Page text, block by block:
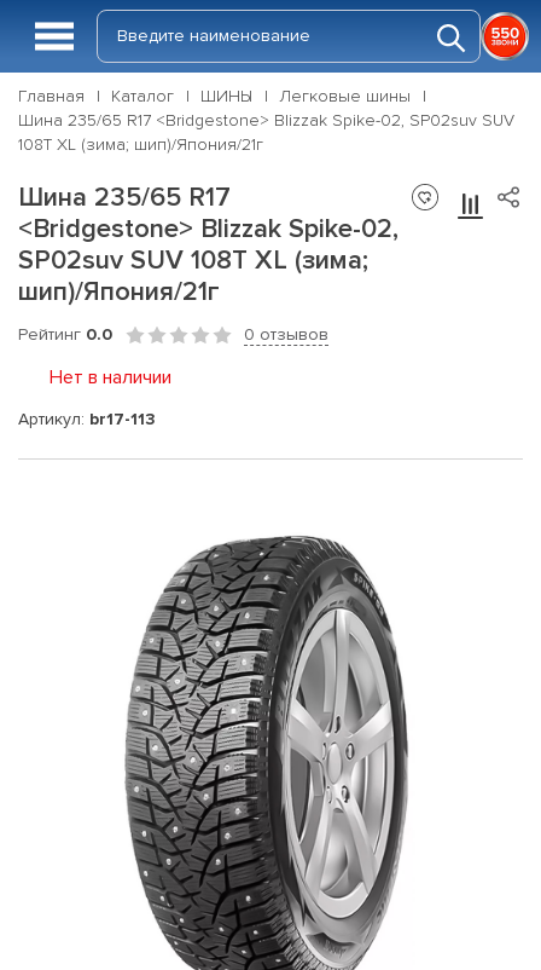
Главная Каталог ШИНЫ
Легковые шины
Шина 235/65 R17 <Bridgestone> Blizzak Spike-02, SP02suv SUV
108T XL (зима; шип)/Япония/21г
Шина 235/65 R17
<Bridgestone> Blizzak Spike-02,
SP02suv SUV 108T XL (зима;
шип)/Япония/21г
Рейтинг 0.0 0 отзывов
Нет в наличии
Артикул: br17-113